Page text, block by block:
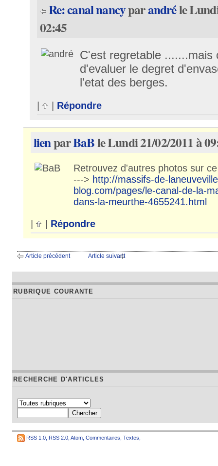
Re: canal nancyparandréle
02:45
C'est regretable .......mais
d'evaluer le degret
l'etat des berges.
| | Répondre
lienparBaBle Lundi 21/02/2011 à
Retrouvez d'autres photos sur
---> http://massifs-de-
blog.com/pages/le-canal-de-la-
dans-la-meurthe-4655241.html
Répondre
Article précédent Article suivant
RUBRIQUE COURANTE
RECHERCHE D'ARTICLES
RSS 1.0 RSS 2.0 Atom Commentaires Textes